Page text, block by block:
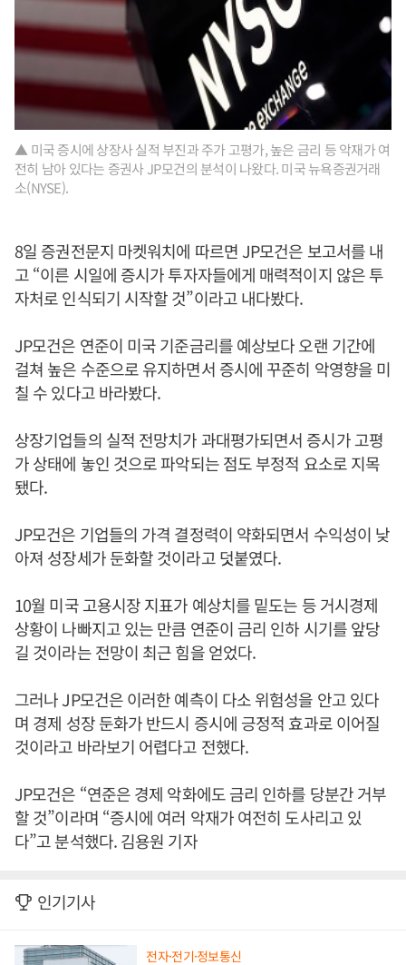
▲ 미국 증시에 상장사 실적 부진과 주가 고평가, 높은 금리 등 악재가 여
전히 남아 있다는 증권사 JP모건의 분석이 나왔다. 미국 뉴욕증권거래
소(NYSE).
8일 증권전문지 마켓워치에 따르면 JP모건은 보고서를 내
고 “이른 시일에 증시가 투자자들에게 매력적이지 않은 투
자처로 인식되기 시작할 것”이라고 내다봤다.
JP모건은 연준이 미국 기준금리를 예상보다 오랜 기간에
걸쳐 높은 수준으로 유지하면서 증시에 꾸준히 악영향을 미
칠 수 있다고 바라봤다.
상장기업들의 실적 전망치가 과대평가되면서 증시가 고평
가 상태에 놓인 것으로 파악되는 점도 부정적 요소로 지목
됐다.
JP모건은 기업들의 가격 결정력이 약화되면서 수익성이 낮
아져 성장세가 둔화할 것이라고 덧붙였다.
10월 미국 고용시장 지표가 예상치를 밑도는 등 거시경제
상황이 나빠지고 있는 만큼 연준이 금리 인하 시기를 앞당
길 것이라는 전망이 최근 힘을 얻었다.
그러나 JP모건은 이러한 예측이 다소 위험성을 안고 있다
며 경제 성장 둔화가 반드시 증시에 긍정적 효과로 이어질
것이라고 바라보기 어렵다고 전했다.
JP모건은 “연준은 경제 악화에도 금리 인하를 당분간 거부
할 것”이라며 “증시에 여러 악재가 여전히 도사리고 있
다”고 분석했다. 김용원 기자
인기기사
전자·전기·정보통신